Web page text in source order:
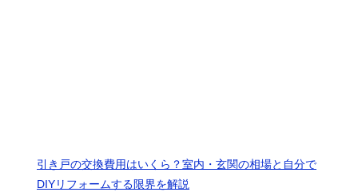
引き戸の交換費用はいくら？室内・玄関の相場と自分で
DIYリフォームする限界を解説